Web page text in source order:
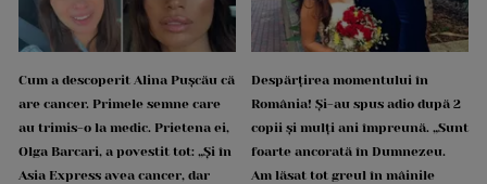
Cum a descoperit Alina Pușcău că
are cancer. Primele semne care
au trimis-o la medic. Prietena ei,
Olga Barcari, a povestit tot: „Și în
Asia Express avea cancer, dar
Despărțirea momentului în
România! Și-au spus adio după 2
copii și mulți ani împreună. „Sunt
foarte ancorată în Dumnezeu.
Am lăsat tot greul în mâinile